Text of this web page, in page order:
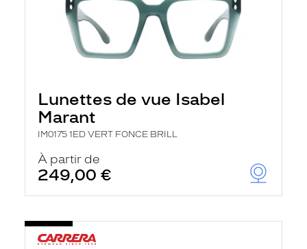
Lunettes de vue Isabel
Marant
IM0175 1ED VERT FONCE BRILL
À partir de
249,00 €